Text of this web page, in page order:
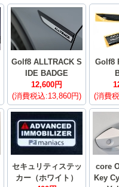
Golf8 ALLTRACK S
IDE BADGE
12,600円
(消費税込:13,860円)
Golf8
(消費
セキュリティステッ
カー（ホワイト）
core
Key